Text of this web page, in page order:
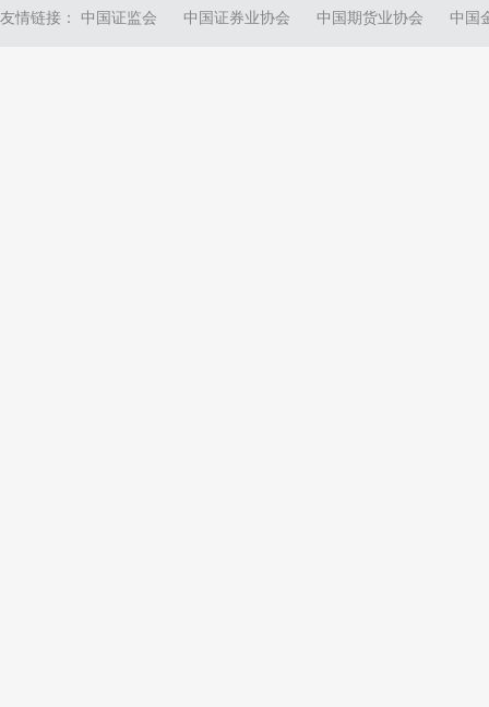
友情链接： 中国证监会 中国证券业协会 中国期货业协会 中国